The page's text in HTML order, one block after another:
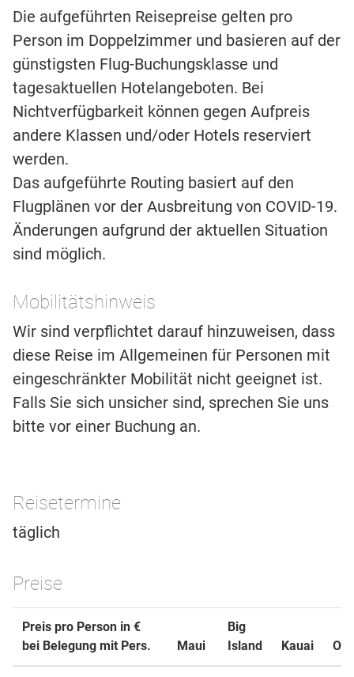
Die aufgeführten Reisepreise gelten pro
Person im Doppelzimmer und basieren auf der
günstigsten Flug-Buchungsklasse und
tagesaktuellen Hotelangeboten. Bei
Nichtverfügbarkeit können gegen Aufpreis
andere Klassen und/oder Hotels reserviert
werden.
Das aufgeführte Routing basiert auf den
Flugplänen vor der Ausbreitung von COVID-19.
Änderungen aufgrund der aktuellen Situation
sind möglich.
Mobilitätshinweis
Wir sind verpflichtet darauf hinzuweisen, dass
diese Reise im Allgemeinen für Personen mit
eingeschränkter Mobilität nicht geeignet ist.
Falls Sie sich unsicher sind, sprechen Sie uns
bitte vor einer Buchung an.
Reisetermine
täglich
Preise
Preis pro Person in €
bei Belegung mit Pers.
Maui
Big
Island
Kauai